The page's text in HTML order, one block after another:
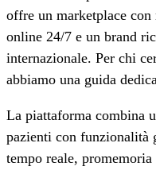
offre un marketplace
online 24/7 e un brand
internazionale. Per chi
abbiamo una guida
La piattaforma combina
pazienti con funzionalità
tempo reale,